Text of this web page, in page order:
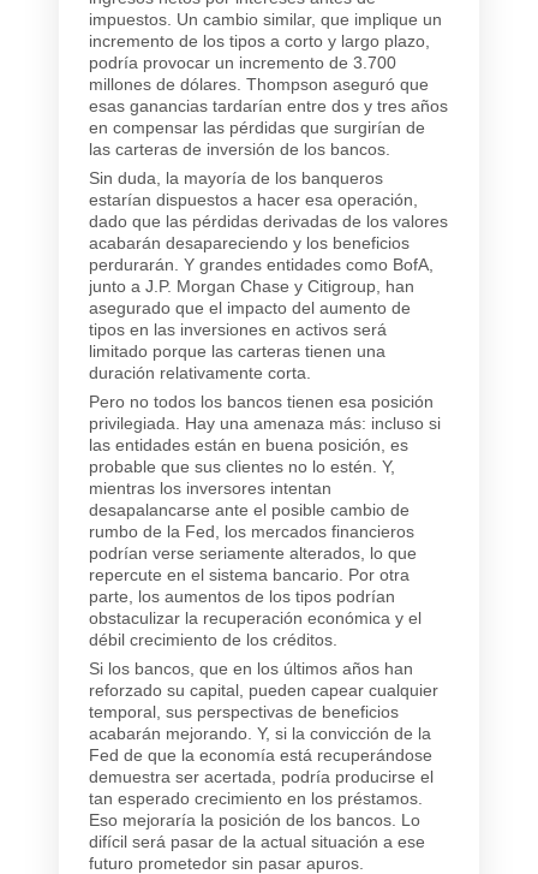
impuestos. Un cambio similar, que implique un
incremento de los tipos a corto y largo plazo,
podría provocar un incremento de 3.700
millones de dólares. Thompson aseguró que
esas ganancias tardarían entre dos y tres años
en compensar las pérdidas que surgirían de
las carteras de inversión de los bancos.
Sin duda, la mayoría de los banqueros
estarían dispuestos a hacer esa operación,
dado que las pérdidas derivadas de los valores
acabarán desapareciendo y los beneficios
perdurarán. Y grandes entidades como BofA,
junto a J.P. Morgan Chase y Citigroup, han
asegurado que el impacto del aumento de
tipos en las inversiones en activos será
limitado porque las carteras tienen una
duración relativamente corta.
Pero no todos los bancos tienen esa posición
privilegiada. Hay una amenaza más: incluso si
las entidades están en buena posición, es
probable que sus clientes no lo estén. Y,
mientras los inversores intentan
desapalancarse ante el posible cambio de
rumbo de la Fed, los mercados financieros
podrían verse seriamente alterados, lo que
repercute en el sistema bancario. Por otra
parte, los aumentos de los tipos podrían
obstaculizar la recuperación económica y el
débil crecimiento de los créditos.
Si los bancos, que en los últimos años han
reforzado su capital, pueden capear cualquier
temporal, sus perspectivas de beneficios
acabarán mejorando. Y, si la convicción de la
Fed de que la economía está recuperándose
demuestra ser acertada, podría producirse el
tan esperado crecimiento en los préstamos.
Eso mejoraría la posición de los bancos. Lo
difícil será pasar de la actual situación a ese
futuro prometedor sin pasar apuros.